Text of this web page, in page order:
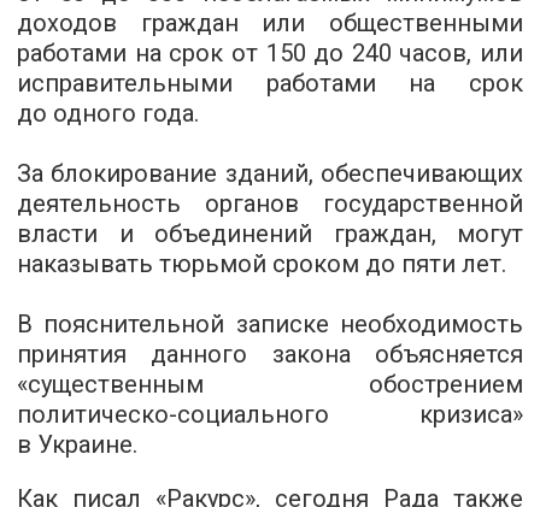
доходов граждан или общественными
работами на срок от 150 до 240 часов, или
исправительными работами на срок
до одного года.
За блокирование зданий, обеспечивающих
деятельность органов государственной
власти и объединений граждан, могут
наказывать тюрьмой сроком до пяти лет.
В пояснительной записке необходимость
принятия данного закона объясняется
«существенным обострением
политическо-социального кризиса»
в Украине.
Как писал «Ракурс», сегодня Рада также